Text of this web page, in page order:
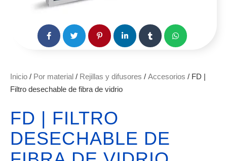
Inicio / Por material / Rejillas y difusores / Accesorios / FD |
Filtro desechable de fibra de vidrio
FD | FILTRO
DESECHABLE DE